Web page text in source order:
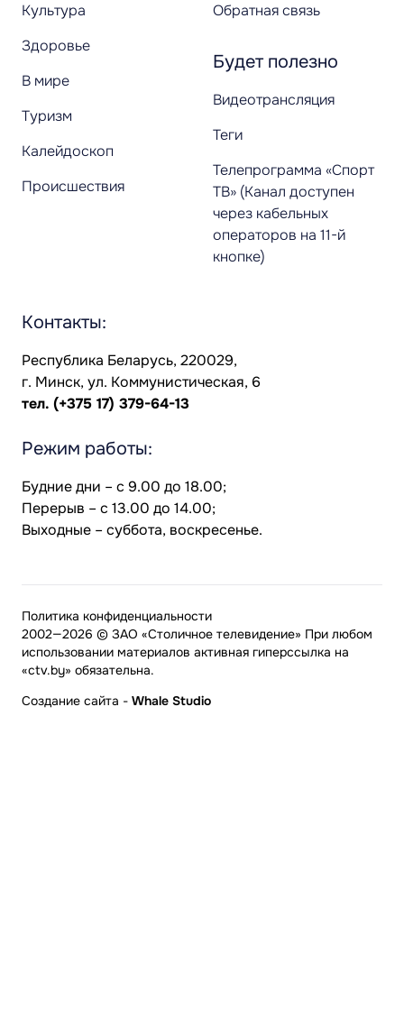
Культура
Здоровье
В мире
Туризм
Калейдоскоп
Происшествия
Обратная связь
Будет полезно
Видеотрансляция
Теги
Телепрограмма «Спорт
ТВ» (Канал доступен
через кабельных
операторов на 11-й
кнопке)
Контакты:
Республика Беларусь, 220029,
г. Минск, ул. Коммунистическая, 6
тел. (+375 17) 379-64-13
Режим работы:
Будние дни – с 9.00 до 18.00;
Перерыв – с 13.00 до 14.00;
Выходные – суббота, воскресенье.
2002—2026 © ЗАО «Столичное телевидение» При любом
использовании материалов активная гиперссылка на
«ctv.by» обязательна.
Политика конфиденциальности
Создание сайта - Whale Studio